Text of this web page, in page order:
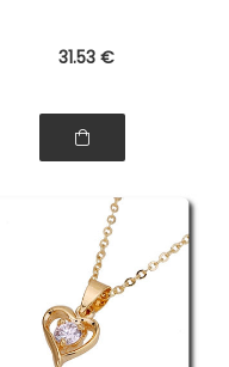
31.53 €